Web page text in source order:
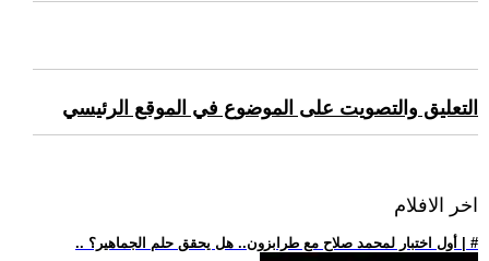
التعليق والتصويت على الموضوع في الموقع الرئيسي
اخر الافلام
.. أول اختبار لمحمد صلاح مع طرابزون.. هل يحقق حلم الجماهير؟ | #